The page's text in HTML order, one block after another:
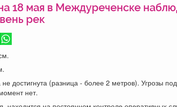
18 мая в Междуреченске
рек
не достигнута (разница - более 2 метров). Угрозы
нет.